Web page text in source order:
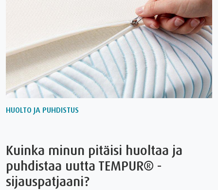
HUOLTO JA PUHDISTUS
Kuinka minun pitäisi huoltaa ja
puhdistaa uutta TEMPUR®️ -
sijauspatjaani?